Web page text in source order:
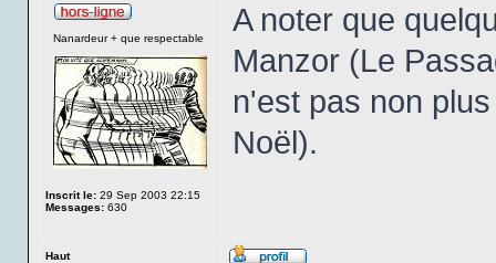
Nanardeur + que respectable
Inscrit le: 29 Sep 2003 22:15
Messages: 630
A noter que
Manzor (Le
n'est pas non
Noël).
Haut